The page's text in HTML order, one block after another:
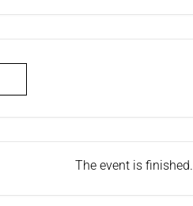
The event is finished.